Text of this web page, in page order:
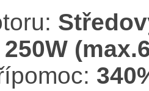
250W